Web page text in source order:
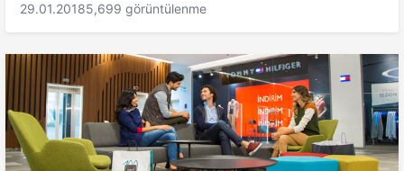
29.01.20185,699 görüntülenme